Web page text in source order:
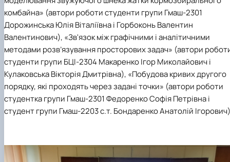
комбайна» (автори роботи студенти групи Гмаш-2301
Дорожинська Юлія Віталіївна і Горбоконь Валентин
Валентинович), «Зв'язок між графічними і аналітичними
методами розв’язування просторових задач» (автори
студенти групи БЦІ-2304 Макаренко Ігор Миколайович і
Кулаковська Вікторія Дмитрівна), «Побудова кривих другого
порядку, які проходять через задані точки» (автори роботи
студентка групи Гмаш-2301 Федоренко Софія Петрівна і
студент групи Гмаш-2203 с.т. Бондаренко Анатолій